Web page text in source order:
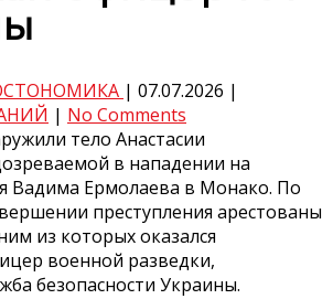
| 07.07.2026 |
| No Comments
тело Анастасии
в нападении на
Вадима Ермолаева в Монако. По
преступления арестованы
из которых оказался
военной разведки,
безопасности Украины.